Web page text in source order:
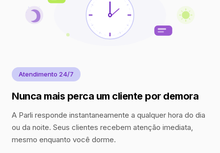
Atendimento 24/7
Nunca mais perca um cliente por demora
A Parli responde instantaneamente a qualquer hora do dia
ou da noite. Seus clientes recebem atenção imediata,
mesmo enquanto você dorme.